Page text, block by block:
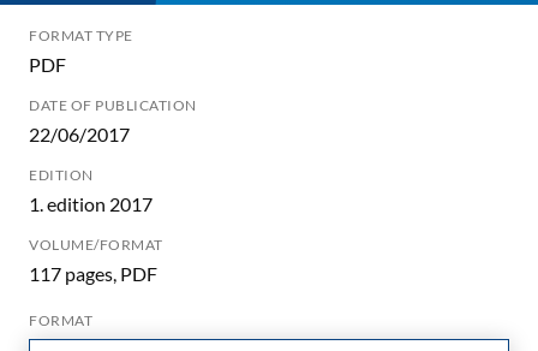
FORMAT TYPE
PDF
DATE OF PUBLICATION
22/06/2017
EDITION
1. edition 2017
VOLUME/FORMAT
117 pages, PDF
FORMAT